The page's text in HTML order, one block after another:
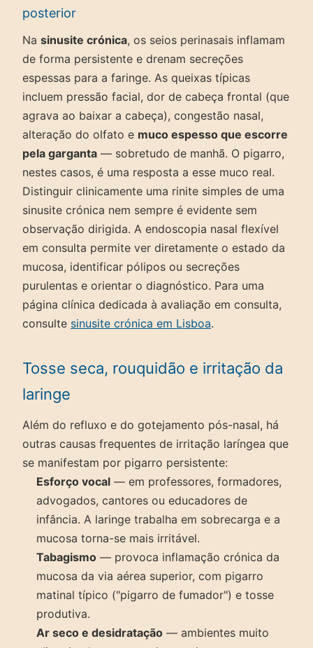
posterior
Na sinusite crónica, os seios perinasais inflamam
de forma persistente e drenam secreções
espessas para a faringe. As queixas típicas
incluem pressão facial, dor de cabeça frontal (que
agrava ao baixar a cabeça), congestão nasal,
alteração do olfato e muco espesso que escorre
pela garganta — sobretudo de manhã. O pigarro,
nestes casos, é uma resposta a esse muco real.
Distinguir clinicamente uma rinite simples de uma
sinusite crónica nem sempre é evidente sem
observação dirigida. A endoscopia nasal flexível
em consulta permite ver diretamente o estado da
mucosa, identificar pólipos ou secreções
purulentas e orientar o diagnóstico. Para uma
página clínica dedicada à avaliação em consulta,
consulte sinusite crónica em Lisboa.
Tosse seca, rouquidão e irritação da
laringe
Além do refluxo e do gotejamento pós-nasal, há
outras causas frequentes de irritação laríngea que
se manifestam por pigarro persistente:
Esforço vocal — em professores, formadores,
advogados, cantores ou educadores de
infância. A laringe trabalha em sobrecarga e a
mucosa torna-se mais irritável.
Tabagismo — provoca inflamação crónica da
mucosa da via aérea superior, com pigarro
matinal típico ("pigarro de fumador") e tosse
produtiva.
Ar seco e desidratação — ambientes muito